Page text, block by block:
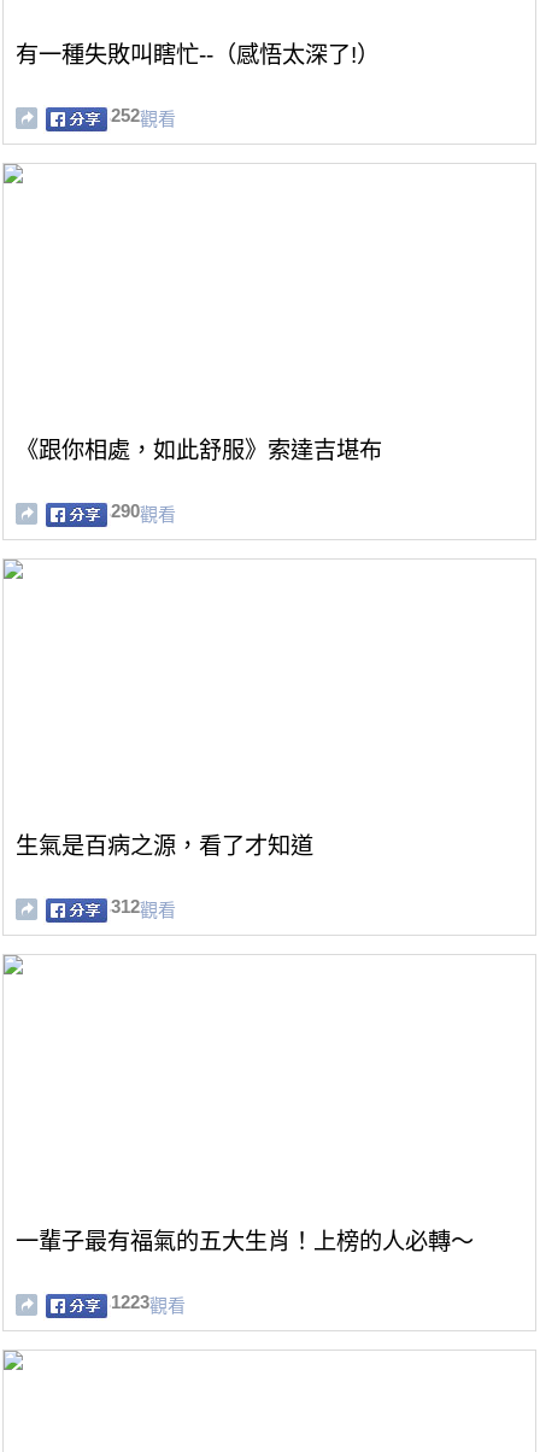
有一種失敗叫瞎忙--（感悟太深了!）
252觀看
《跟你相處，如此舒服》索達吉堪布
290觀看
生氣是百病之源，看了才知道
312觀看
一輩子最有福氣的五大生肖！上榜的人必轉～
1223觀看